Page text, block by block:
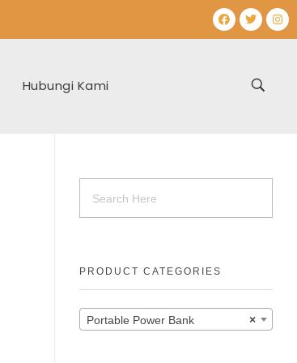
Hubungi Kami
PRODUCT CATEGORIES
×
Portable Power Bank